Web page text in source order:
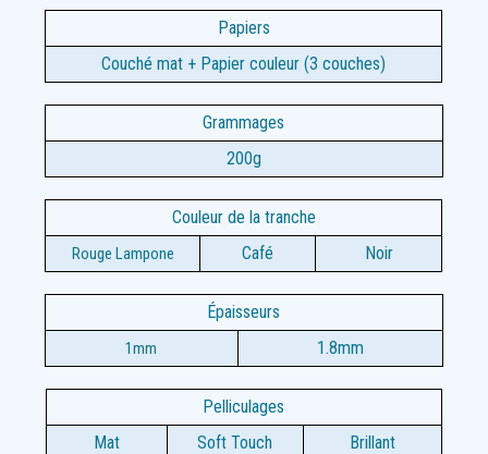
Papiers
Couché mat + Papier couleur (3 couches)
Grammages
200g
Couleur de la tranche
Rouge Lampone Café Noir
Épaisseurs
1mm 1.8mm
Pelliculages
Mat
Soft Touch Brillant